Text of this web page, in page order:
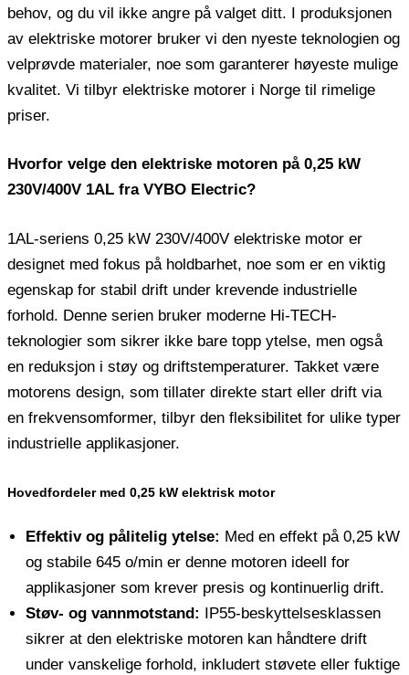
behov, og du vil ikke angre på valget ditt. I produksjonen
av elektriske motorer bruker vi den nyeste teknologien og
velprøvde materialer, noe som garanterer høyeste mulige
kvalitet. Vi tilbyr elektriske motorer i Norge til rimelige
priser.
Hvorfor velge den elektriske motoren på 0,25 kW
230V/400V 1AL fra VYBO Electric?
1AL-seriens 0,25 kW 230V/400V elektriske motor er
designet med fokus på holdbarhet, noe som er en viktig
egenskap for stabil drift under krevende industrielle
forhold. Denne serien bruker moderne Hi-TECH-
teknologier som sikrer ikke bare topp ytelse, men også
en reduksjon i støy og driftstemperaturer. Takket være
motorens design, som tillater direkte start eller drift via
en frekvensomformer, tilbyr den fleksibilitet for ulike typer
industrielle applikasjoner.
Hovedfordeler med 0,25 kW elektrisk motor
Effektiv og pålitelig ytelse: Med en effekt på 0,25 kW
og stabile 645 o/min er denne motoren ideell for
applikasjoner som krever presis og kontinuerlig drift.
Støv- og vannmotstand:
IP55-beskyttelsesklassen
sikrer at den elektriske motoren kan håndtere drift
under vanskelige forhold, inkludert støvete eller fuktige